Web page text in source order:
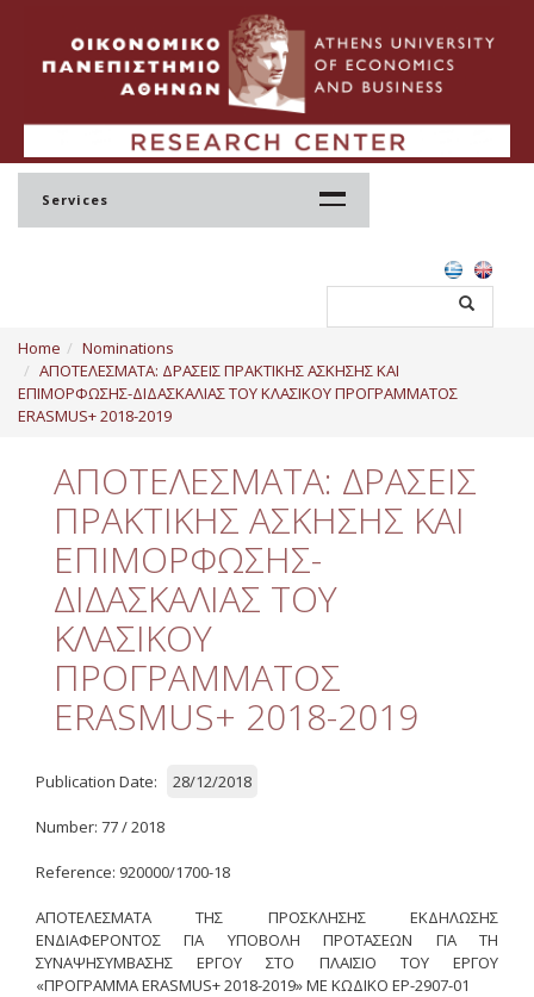
Services
Profile
Regulation
Staff
Quality
ETHICS
Useful Links
Management
(ιστορικό αρχείο)
Δημοσιότητα
Logos - Funding
Home
Nominations
ΑΠΟΤΕΛΕΣΜΑΤΑ: ΔΡΑΣΕΙΣ ΠΡΑΚΤΙΚΗΣ ΑΣΚΗΣΗΣ ΚΑΙ
ΕΠΙΜΟΡΦΩΣΗΣ-ΔΙΔΑΣΚΑΛΙΑΣ ΤΟΥ ΚΛΑΣΙΚΟΥ ΠΡΟΓΡΑΜΜΑΤΟΣ
ERASMUS+ 2018-2019
ΑΠΟΤΕΛΕΣΜΑΤΑ: ΔΡΑΣΕΙΣ
ΠΡΑΚΤΙΚΗΣ ΑΣΚΗΣΗΣ ΚΑΙ
ΕΠΙΜΟΡΦΩΣΗΣ-
ΔΙΔΑΣΚΑΛΙΑΣ ΤΟΥ
ΚΛΑΣΙΚΟΥ
ΠΡΟΓΡΑΜΜΑΤΟΣ
ERASMUS+ 2018-2019
Publication Date: 28/12/2018
Number: 77 / 2018
Reference: 920000/1700-18
ΑΠΟΤΕΛΕΣΜΑΤΑ ΤΗΣ ΠΡΟΣΚΛΗΣΗΣ ΕΚΔΗΛΩΣΗΣ
ΕΝΔΙΑΦΕΡΟΝΤΟΣ ΓΙΑ ΥΠΟΒΟΛΗ ΠΡΟΤΑΣΕΩΝ ΓΙΑ ΤΗ
ΣΥΝΑΨΗΣΥΜΒΑΣΗΣ ΕΡΓΟΥ ΣΤΟ ΠΛΑΙΣΙΟ ΤΟΥ ΕΡΓΟΥ
«ΠΡΟΓΡΑΜΜΑERASMUS+ 2018-2019» ΜΕ ΚΩΔΙΚΟ ΕΡ-2907-01